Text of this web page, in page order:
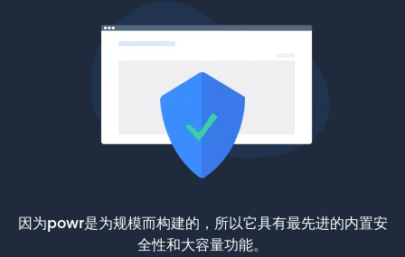
因为powr是为规模而构建的，所以它具有最先进的内置安
全性和大容量功能。